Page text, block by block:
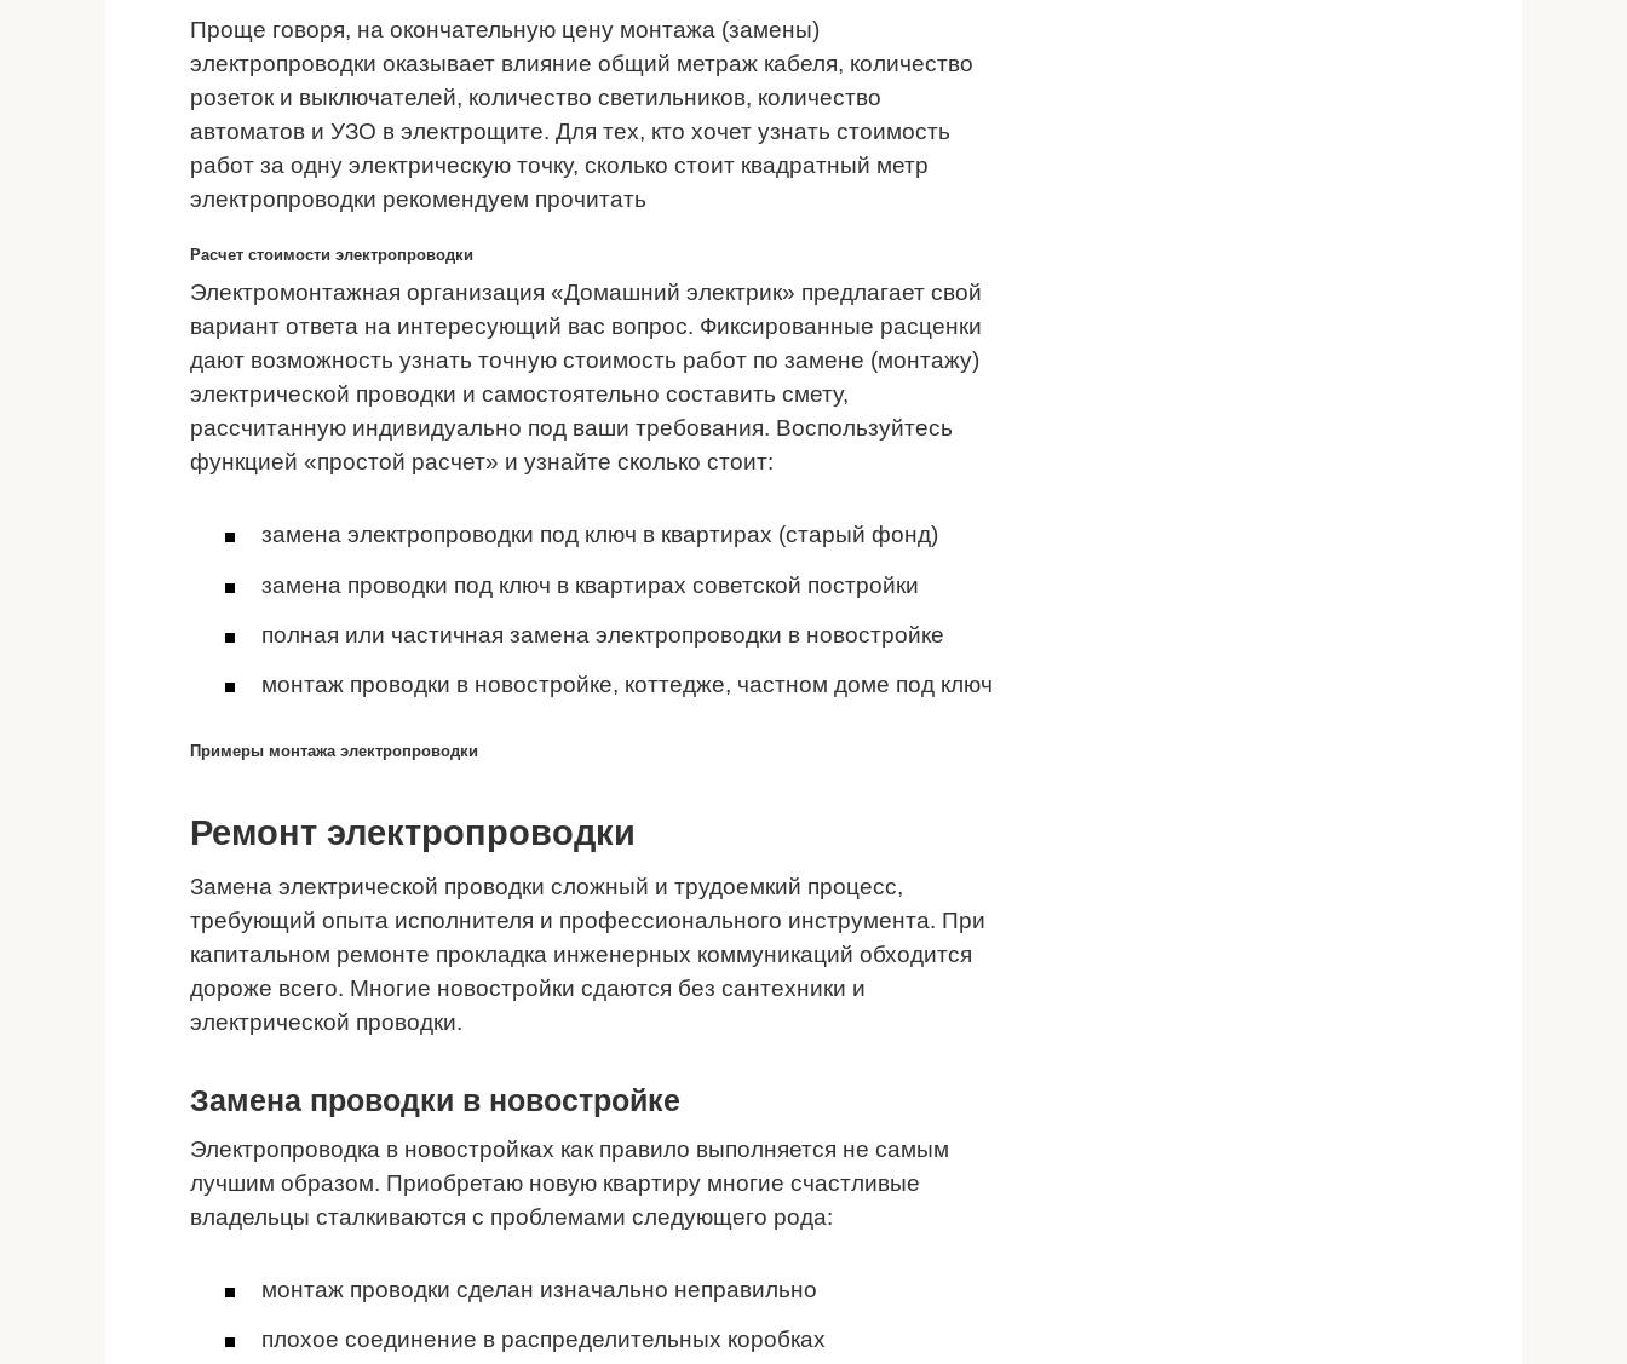
Проще говоря, на окончательную цену монтажа (замены)
электропроводки оказывает влияние общий метраж кабеля, количество
розеток и выключателей, количество светильников, количество
автоматов и УЗО в электрощите. Для тех, кто хочет узнать стоимость
работ за одну электрическую точку, сколько стоит квадратный метр
электропроводки рекомендуем прочитать
Расчет стоимости электропроводки
Электромонтажная организация «Домашний электрик» предлагает свой
вариант ответа на интересующий вас вопрос. Фиксированные расценки
дают возможность узнать точную стоимость работ по замене (монтажу)
электрической проводки и самостоятельно составить смету,
рассчитанную индивидуально под ваши требования. Воспользуйтесь
функцией «простой расчет» и узнайте сколько стоит:
замена электропроводки под ключ в квартирах (старый фонд)
замена проводки под ключ в квартирах советской постройки
полная или частичная замена электропроводки в новостройке
монтаж проводки в новостройке, коттедже, частном доме под ключ
Примеры монтажа электропроводки
Ремонт электропроводки
Замена электрической проводки сложный и трудоемкий процесс,
требующий опыта исполнителя и профессионального инструмента. При
капитальном ремонте прокладка инженерных коммуникаций обходится
дороже всего. Многие новостройки сдаются без сантехники и
электрической проводки.
Замена проводки в новостройке
Электропроводка в новостройках как правило выполняется не самым
лучшим образом. Приобретаю новую квартиру многие счастливые
владельцы сталкиваются с проблемами следующего рода:
монтаж проводки сделан изначально неправильно
плохое соединение в распределительных коробках